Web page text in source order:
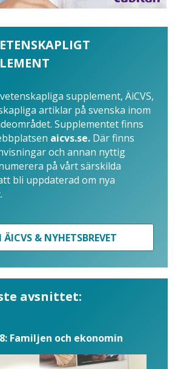
supplement, ÄiCVS,
artiklar på svenska inom
Supplementet finns
aicvs.se. Där finns
och annan nyttig
på vårt särskilda
bli uppdaterad om nya
ÄICVS & NYHETSBREVET
avsnittet:
Familjen och ekonomin